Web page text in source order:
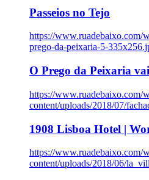
Passeios no Tejo
https://www.ruadebaixo.com/
prego-da-peixaria-5-
O Prego da Peixaria
https://www.ruadebaixo.com/
content/uploads/2018/07/
1908 Lisboa Hotel |
https://www.ruadebaixo.com/
content/uploads/2018/06/